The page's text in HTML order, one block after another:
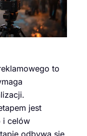
to
jest
i celów